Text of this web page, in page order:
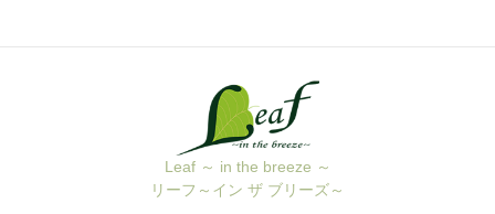
Leaf ～ in the breeze ～
リーフ～イン ザ ブリーズ～